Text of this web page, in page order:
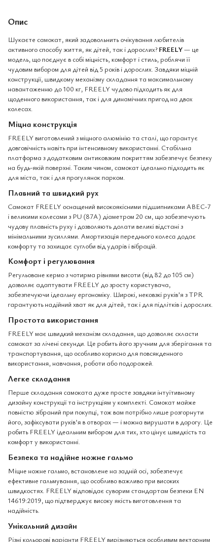
Опис
Шукаєте самокат, який задовольнить очікування любителів
активного способу життя, як дітей, так і дорослих? FREELY— це
модель, що поєднує в собі міцність, комфорт і стиль, роблячи її
чудовим вибором для дітей від 5 років і дорослих. Завдяки міцній
конструкції, швидкому механізму складання та максимальному
навантаженню до 100 кг, FREELY чудово підходить як для
щоденного використання, так і для динамічних пригод на двох
колесах.
Міцна конструкція
FREELY виготовлений з міцного алюмінію та сталі, що гарантує
довговічність навіть при інтенсивному використанні. Стабільна
платформа з додатковим антиковзким покриттям забезпечує безпеку
на будь-якій поверхні. Таким чином, самокат ідеально підходить як
для міста, так і для прогулянок парком.
Плавний та швидкий рух
Самокат FREELY оснащений високоякісними підшипниками ABEC-7
і великими колесами з PU (87A) діаметром 20 см, що забезпечують
чудову плавність руху і дозволяють долати великі відстані з
мінімальними зусиллями. Амортизація переднього колеса додає
комфорту та захищає суглоби від ударів і вібрацій.
Комфорт і регулювання
Регульоване кермо з чотирма рівнями висоти (від 82 до 105 см)
дозволяє адаптувати FREELY до зросту користувача,
забезпечуючи ідеальну ергономіку. Широкі, нековзкі руків’я з TPR
гарантують надійний хват як для дітей, так і для підлітків і дорослих.
Простота використання
FREELY має швидкий механізм складання, що дозволяє скласти
самокат за лічені секунди. Це робить його зручним для зберігання та
транспортування, що особливо корисно для повсякденного
використання, навчання, роботи або подорожей.
Легке складання
Перше складання самоката дуже просте завдяки інтуїтивному
дизайну конструкції та інструкціям у комплекті. Самокат майже
повністю зібраний при покупці, тож вам потрібно лише розгорнути
його, зафіксувати руків’я в отворах — і можна вирушати в дорогу. Це
робить FREELY ідеальним вибором для тих, хто цінує швидкість та
комфорт у використанні.
Безпека та надійне ножне гальмо
Міцне ножне гальмо, встановлене на задній осі, забезпечує
ефективне гальмування, що особливо важливо при високих
швидкостях. FREELY відповідає суворим стандартам безпеки EN
14619:2019, що підтверджує високу якість виготовлення та
надійність.
Унікальний дизайн
Різні кольорові варіанти FREELY вирізняються особливим векторним